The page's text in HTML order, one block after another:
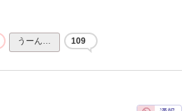
うーん… 109